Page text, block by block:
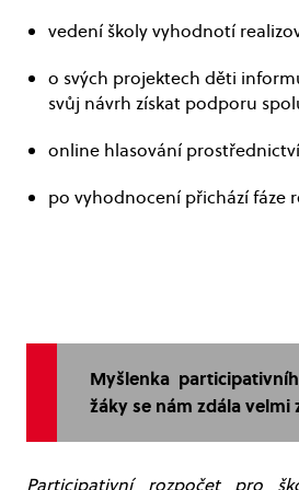
vedení školy vyhodnotí
o svých projektech děti
svůj návrh získat podporu
online hlasování
po vyhodnocení přichází fáze
Myšlenka
žáky se nám zdála velmi
Participativní rozpočet pro